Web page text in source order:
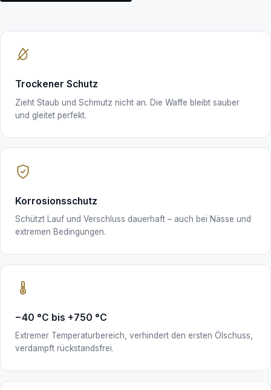
Trockener Schutz
Zieht Staub und Schmutz nicht an. Die Waffe bleibt sauber
und gleitet perfekt.
Korrosionsschutz
Schützt Lauf und Verschluss dauerhaft – auch bei Nässe und
extremen Bedingungen.
−40 °C bis +750 °C
Extremer Temperaturbereich, verhindert den ersten Ölschuss,
verdampft rückstandsfrei.